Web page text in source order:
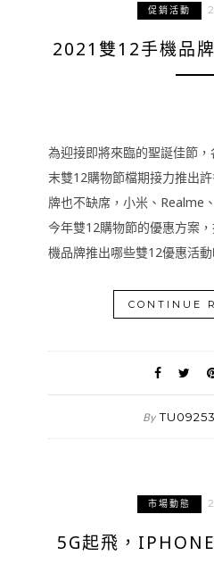
促銷活動
2021雙12手機品
為迎接即將來臨的聖誕佳節
末雙12購物節檔期接力推出
牌也不缺席，小米、Realme
今年雙12購物節的優惠方案
機品牌推出哪些雙12優惠活
CONTINUE
By
市場動態
5G起飛，